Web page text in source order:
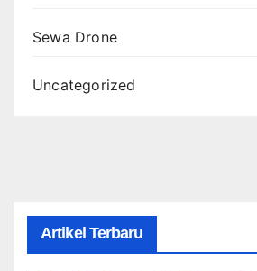
Sewa Drone
Uncategorized
Artikel Terbaru